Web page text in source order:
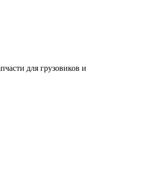
для грузовиков и